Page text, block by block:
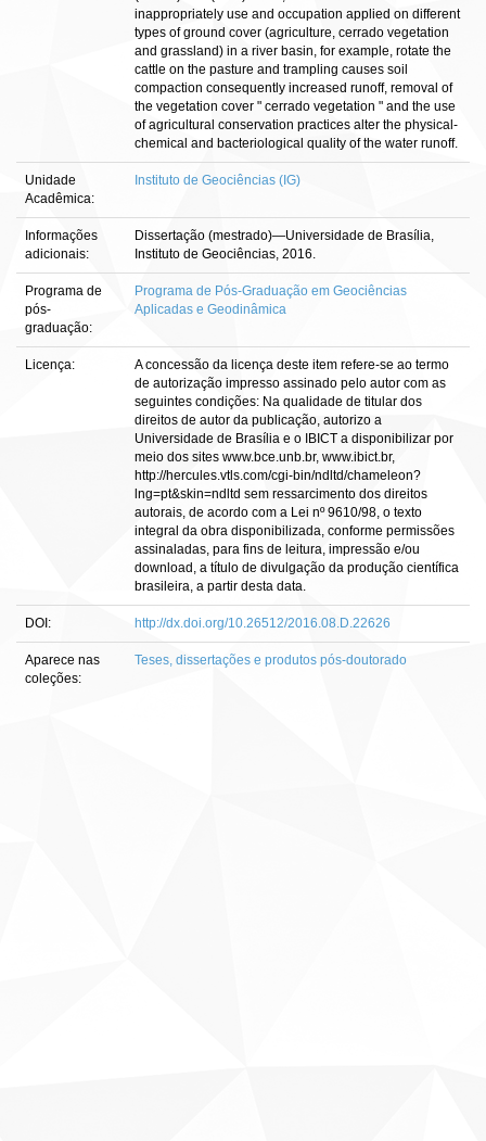
inappropriately use and occupation applied on different
types of ground cover (agriculture, cerrado vegetation
and grassland) in a river basin, for example, rotate the
cattle on the pasture and trampling causes soil
compaction consequently increased runoff, removal of
the vegetation cover " cerrado vegetation " and the use
of agricultural conservation practices alter the physical-
chemical and bacteriological quality of the water runoff.
Unidade
Acadêmica:
Instituto de Geociências (IG)
Informações
adicionais:
Dissertação (mestrado)—Universidade de Brasília,
Instituto de Geociências, 2016.
Programa de
pós-
graduação:
Programa de Pós-Graduação em Geociências
Aplicadas e Geodinâmica
Licença:
A concessão da licença deste item refere-se ao termo
de autorização impresso assinado pelo autor com as
seguintes condições: Na qualidade de titular dos
direitos de autor da publicação, autorizo a
Universidade de Brasília e o IBICT a disponibilizar por
meio dos sites www.bce.unb.br, www.ibict.br,
http://hercules.vtls.com/cgi-bin/ndltd/chameleon?
lng=pt&skin=ndltd sem ressarcimento dos direitos
autorais, de acordo com a Lei nº 9610/98, o texto
integral da obra disponibilizada, conforme permissões
assinaladas, para fins de leitura, impressão e/ou
download, a título de divulgação da produção científica
brasileira, a partir desta data.
DOI: http://dx.doi.org/10.26512/2016.08.D.22626
Aparece nas
coleções:
Teses, dissertações e produtos pós-doutorado